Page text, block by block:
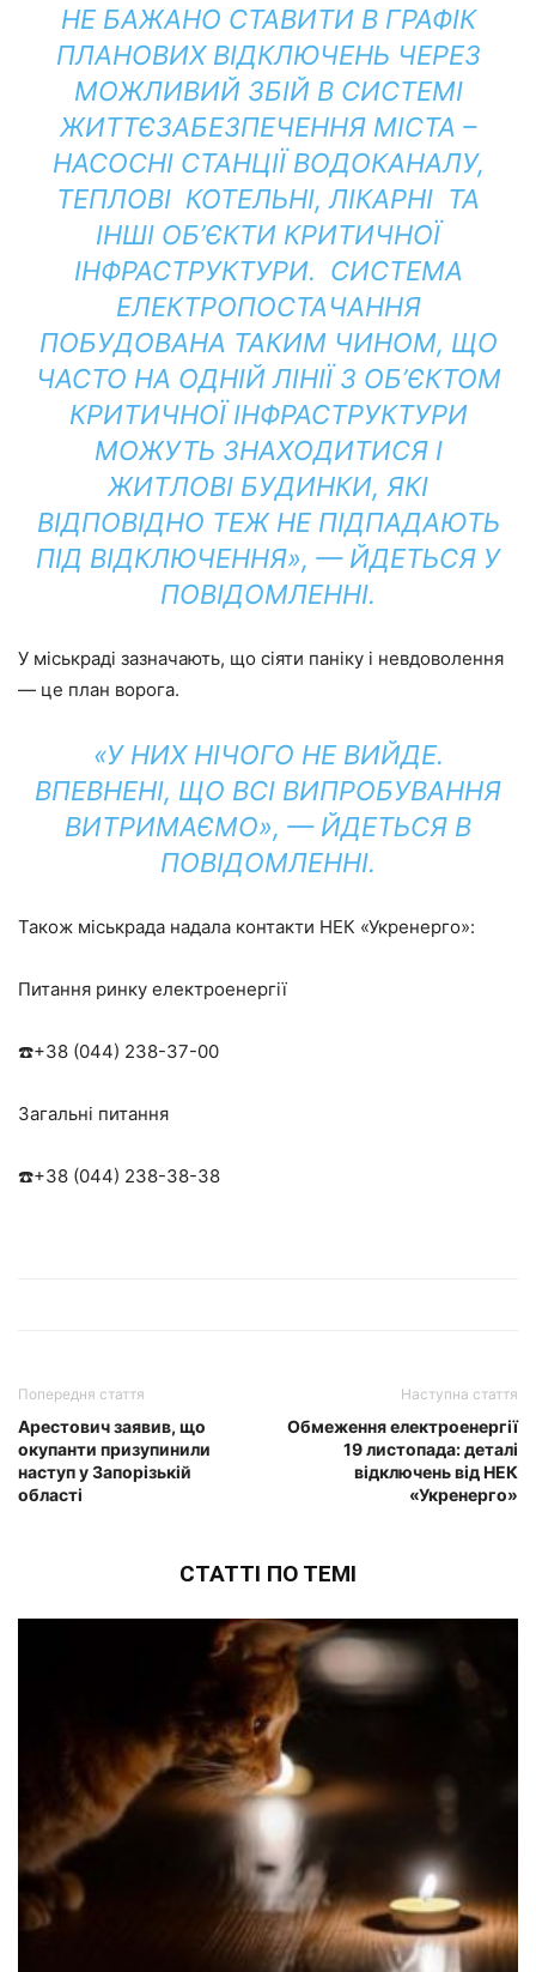
НЕ БАЖАНО СТАВИТИ В ГРАФІК
ПЛАНОВИХ ВІДКЛЮЧЕНЬ ЧЕРЕЗ
МОЖЛИВИЙ ЗБІЙ В СИСТЕМІ
ЖИТТЄЗАБЕЗПЕЧЕННЯ МІСТА –
НАСОСНІ СТАНЦІЇ ВОДОКАНАЛУ,
ТЕПЛОВІ КОТЕЛЬНІ, ЛІКАРНІ ТА
ІНШІ ОБ’ЄКТИ КРИТИЧНОЇ
ІНФРАСТРУКТУРИ. СИСТЕМА
ЕЛЕКТРОПОСТАЧАННЯ
ПОБУДОВАНА ТАКИМ ЧИНОМ, ЩО
ЧАСТО НА ОДНІЙ ЛІНІЇ З ОБ’ЄКТОМ
КРИТИЧНОЇ ІНФРАСТРУКТУРИ
МОЖУТЬ ЗНАХОДИТИСЯ І
ЖИТЛОВІ БУДИНКИ, ЯКІ
ВІДПОВІДНО ТЕЖ НЕ ПІДПАДАЮТЬ
ПІД ВІДКЛЮЧЕННЯ», — ЙДЕТЬСЯ У
ПОВІДОМЛЕННІ.
У міськраді зазначають, що сіяти паніку і невдоволення
— це план ворога.
«У НИХ НІЧОГО НЕ ВИЙДЕ.
ВПЕВНЕНІ, ЩО ВСІ ВИПРОБУВАННЯ
ВИТРИМАЄМО», — ЙДЕТЬСЯ В
ПОВІДОМЛЕННІ.
Також міськрада надала контакти НЕК «Укренерго»:
Питання ринку електроенергії
☎️+38 (044) 238-37-00
Загальні питання
☎️+38 (044) 238-38-38
Попередня стаття
Арестович заявив, що
окупанти призупинили
наступ у Запорізькій
області
Наступна стаття
Обмеження електроенергії
19 листопада: деталі
відключень від НЕК
«Укренерго»
СТАТТІ ПО ТЕМІ